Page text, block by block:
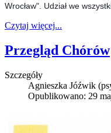
Wrocław". Udział we
Czytaj więcej...
Przegląd Chórów
Szczegóły
Agnieszka Jóźwik
Opublikowano: 29